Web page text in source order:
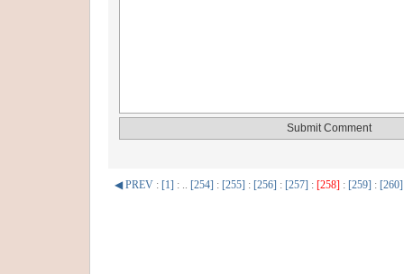
◀ PREV : [1] : .. [254] : [255] : [256] : [257] : [258] : [259] : [260]